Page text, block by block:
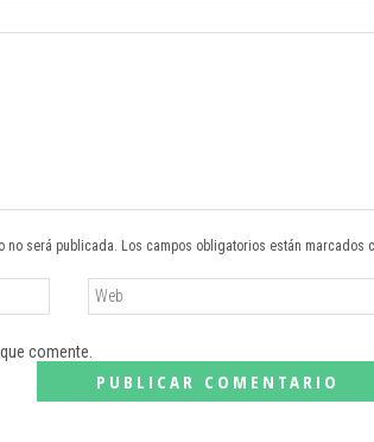
no será publicada. Los campos obligatorios están marcados
comente.